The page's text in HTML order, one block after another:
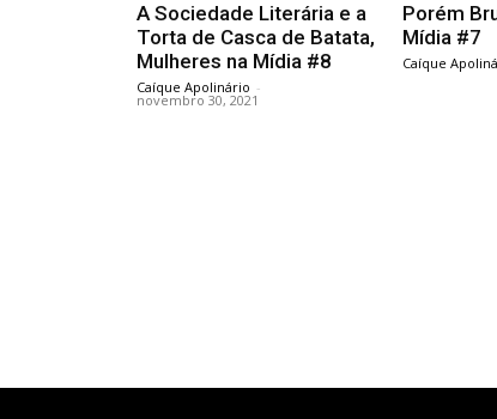
A Sociedade Literária e a
Torta de Casca de Batata,
Mulheres na Mídia #8
Caíque Apolinário -
novembro 30, 2021
Porém
Mídia #7
Caíque